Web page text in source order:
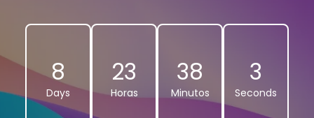
8
Days
23
Horas
38
Minutos
3
Seconds